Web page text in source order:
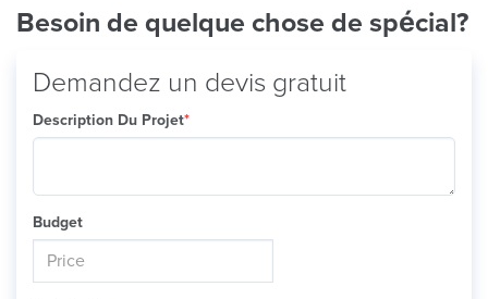
Besoin de quelque chose de spécial?
Demandez un devis gratuit
Description Du Projet*
Budget